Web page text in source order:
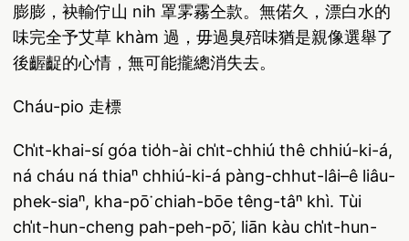
膨膨，袂輸佇山 nih 罩雺霧仝款。無偌久，漂白水的
味完全予艾草 khàm 過，毋過臭殕味猶是親像選舉了
後齷齪的心情，無可能攏總消失去。
Cháu-pio 走標
Chi̍t-khai-sí góa tio̍h-ài chi̍t-chhiú thê chhiú-ki-á,
ná cháu ná thiaⁿ chhiú-ki-á pàng-chhut-lâi–ê liâu-
phek-siaⁿ, kha-pō͘ chiah-bōe têng-tâⁿ khì. Tùi
chi̍t-hun-cheng pah-peh-pō͘, liān kàu chi̍t-hun-